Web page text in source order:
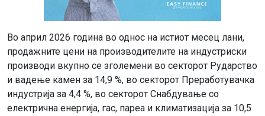
Во април 2026 година во однос на истиот месец лани,
продажните цени на производителите на индустриски
производи вкупно се зголемени во секторот Рударство
и вадење камен за 14,9 %, во секторот Преработувачка
индустрија за 4,4 %, во секторот Снабдување со
електрична енергија, гас, пареа и климатизација за 10,5